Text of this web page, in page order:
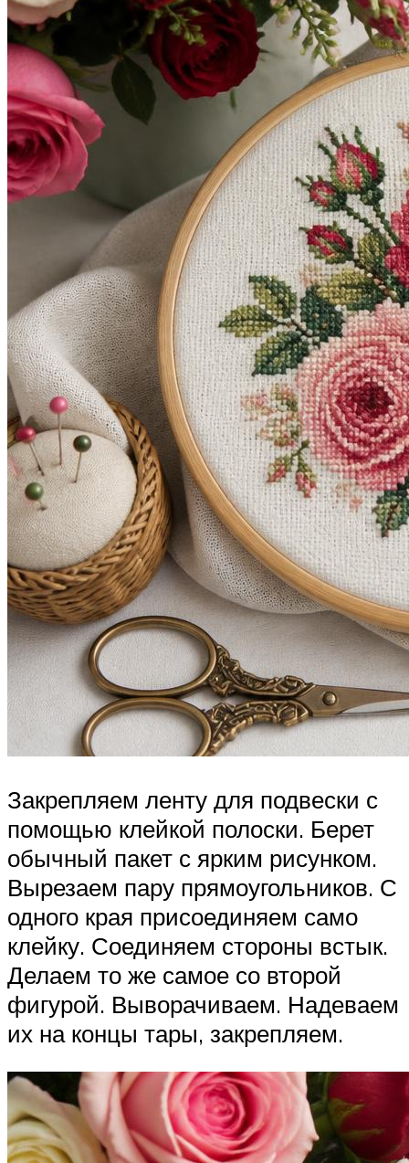
Закрепляем ленту для подвески с
помощью клейкой полоски. Берет
обычный пакет с ярким рисунком.
Вырезаем пару прямоугольников. С
одного края присоединяем само
клейку. Соединяем стороны встык.
Делаем то же самое со второй
фигурой. Выворачиваем. Надеваем
их на концы тары, закрепляем.